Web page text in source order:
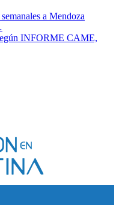
a Mendoza
INFORME CAME,